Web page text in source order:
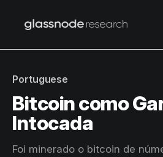
Portuguese
Bitcoin como
Intocada
Foi minerado o bitcoin de